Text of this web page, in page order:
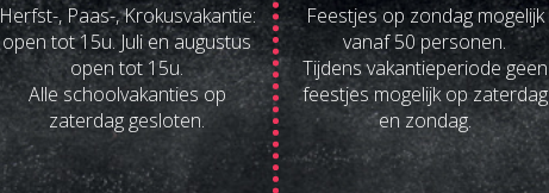
Herfst-, Paas-, Krokusvakantie:
open tot 15u. Juli en augustus
open tot 15u.
Alle schoolvakanties op
zaterdag gesloten.
Feestjes op zondag mogelijk
vanaf 50 personen.
Tijdens vakantieperiode geen
feestjes mogelijk op zaterdag
en zondag.